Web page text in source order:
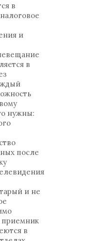
в
и
в
нужны:
после
и не
приемник
в